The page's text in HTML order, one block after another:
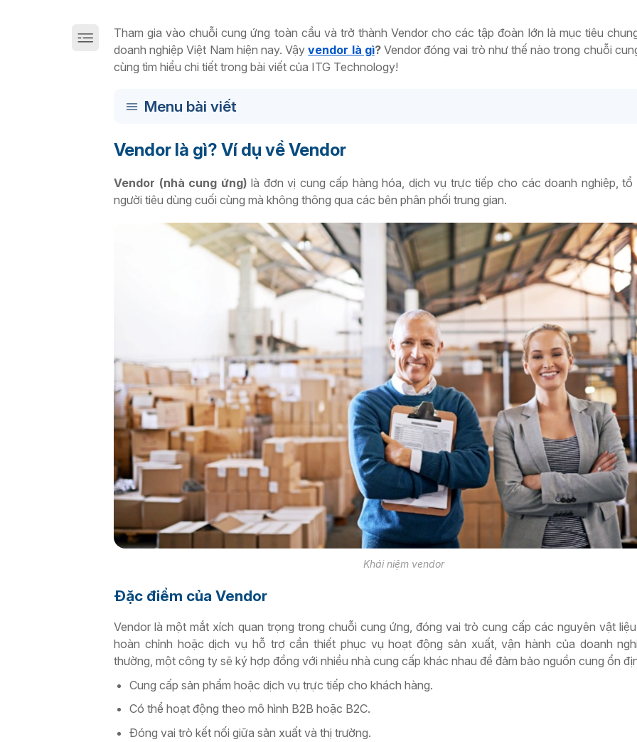
Tham gia vào chuỗi cung ứng toàn cầu và trở thành Vendor cho các tập đoàn lớn là mục tiêu
doanh nghiệp Việt Nam hiện nay. Vậyvendor là gì?Vendor đóng vai trò như thế nào trong chuỗi
cùng tìm hiểu chi tiết trong bài viết của ITG Technology!
Menu bài viết
Vendor là gì? Ví dụ về Vendor
Vendor (nhà cung ứng) là đơn vị cung cấp hàng hóa, dịch vụ trực tiếp cho các doanh nghiệp,
người tiêu dùng cuối cùng mà không thông qua các bên phân phối trung gian.
Khái niệm vendor
Đặc điểm của Vendor
Vendor là một mắt xích quan trọng trong chuỗi cung ứng, đóng vai trò cung cấp các nguyên vật
hoàn chỉnh hoặc dịch vụ hỗ trợ cần thiết phục vụ hoạt động sản xuất, vận hành của doanh
thường, một công ty sẽ ký hợp đồng với nhiều nhà cung cấp khác nhau để đảm bảo nguồn cung ổn
Cung cấp sản phẩm hoặc dịch vụ trực tiếp cho khách hàng.
Có thể hoạt động theo mô hình B2B hoặc B2C.
Đóng vai trò kết nối giữa sản xuất và thị trường.